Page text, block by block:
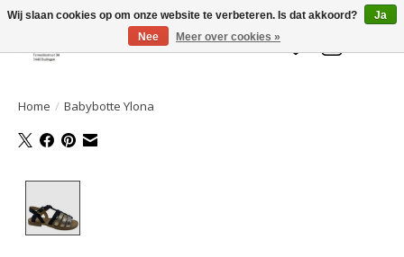
Welkom bij de Gelaarsde KAT
Verlanglijst
Home / Babybotte Ylona
Wij slaan cookies op om onze website te verbeteren. Is dat akkoord?
Ja
Nee
Meer over cookies »